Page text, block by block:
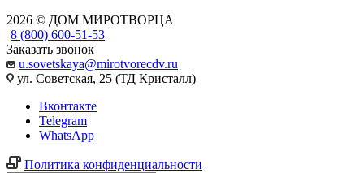
2026 © ДОМ МИРОТВОРЦА
8 (800) 600-51-53
Заказать звонок
u.sovetskaya@mirotvorecdv.ru
ул. Советская, 25 (ТД Кристалл)
Вконтакте
Telegram
WhatsApp
Политика конфиденциальности